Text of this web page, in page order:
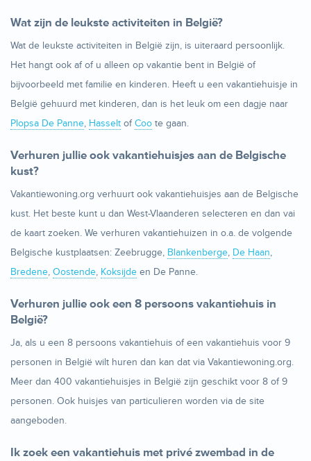
Wat zijn de leukste activiteiten in België?
Wat de leukste activiteiten in België zijn, is uiteraard persoonlijk.
Het hangt ook af of u alleen op vakantie bent in België of
bijvoorbeeld met familie en kinderen. Heeft u een vakantiehuisje in
België gehuurd met kinderen, dan is het leuk om een dagje naar
Plopsa De Panne, Hasselt ofCoo te gaan.
Verhuren jullie ook vakantiehuisjes aan de Belgische
kust?
Vakantiewoning.org verhuurt ook vakantiehuisjes aan de Belgische
kust. Het beste kunt u dan West-Vlaanderen selecteren en dan vai
de kaart zoeken. We verhuren vakantiehuizen in o.a. de volgende
Belgische kustplaatsen: Zeebrugge, Blankenberge, De Haan,
Bredene, Oostende, Koksijde en De Panne.
Verhuren jullie ook een 8 persoons vakantiehuis in
België?
Ja, als u een 8 persoons vakantiehuis of een vakantiehuis voor 9
personen in België wilt huren dan kan dat via Vakantiewoning.org.
Meer dan 400 vakantiehuisjes in België zijn geschikt voor 8 of 9
personen. Ook huisjes van particulieren worden via de site
aangeboden.
Ik zoek een vakantiehuis met privé zwembad in de